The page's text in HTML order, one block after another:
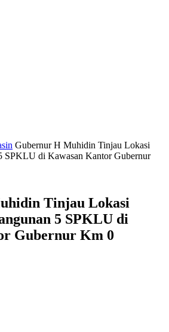
Gubernur H Muhidin Tinjau Lokasi
SPKLU di Kawasan Kantor Gubernur
Tinjau Lokasi
5 SPKLU di
Gubernur Km 0